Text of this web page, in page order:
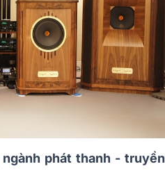
phát thanh - truyền